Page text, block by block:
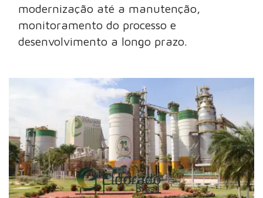
modernização até a manutenção,
monitoramento do processo e
desenvolvimento a longo prazo.